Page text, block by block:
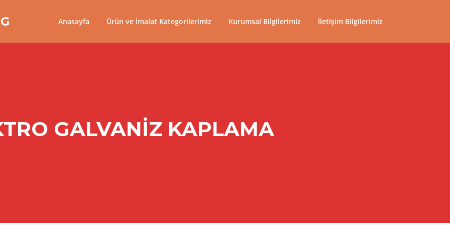
Anasayfa Ürün ve İmalat Kategorilerimiz Kurumsal Bilgilerimiz İletişim Bilgilerimiz
GALVANIZ KAPLAMA